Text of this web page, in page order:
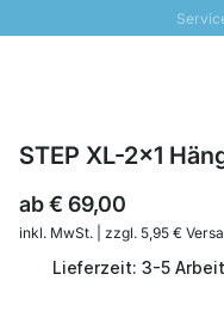
Schnelle
STEP XL-2x1
ab€ 69,00
inkl. MwSt. | zzgl. 5,95 €
Lieferzeit: 3-5